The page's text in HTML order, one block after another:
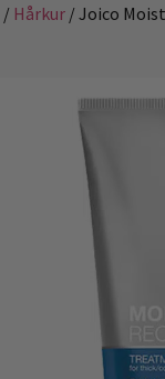
/ Hårkur / Joico